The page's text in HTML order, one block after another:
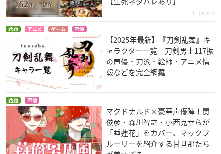
KING OF PRISM -Sh
iny Seven Stars- II
カケル×ジョージ×
ミナト
氷室聖
KING OF PRISM -Sh
iny Seven Stars- I
プロローグ×ユキノ
ジョウ×タイガ
氷室聖
IDE the HERO-
氷室聖
機動戦士ガンダム T
宇宙戦艦ヤマト2199
1コメント
話題 アニメ ゲーム 声優
【2025年最新】『刀剣乱舞』キ
ャラクター一覧｜刀剣男士117振
の声優・刀派・絵師・アニメ情
報などを完全網羅
話題 声優
マクドナルド×豪華声優陣！関
俊彦・森川智之・小西克幸らが
「睡蓮花」をカバー、マックフ
ルーリーを紹介する甘旦那たち